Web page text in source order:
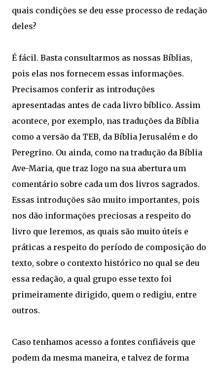
quais condições se deu esse processo de redação
deles?
É fácil. Basta consultarmos as nossas Bíblias,
pois elas nos fornecem essas informações.
Precisamos conferir as introduções
apresentadas antes de cada livro bíblico. Assim
acontece, por exemplo, nas traduções da Bíblia
como a versão da TEB, da Bíblia Jerusalém e do
Peregrino. Ou ainda, como na tradução da Bíblia
Ave-Maria, que traz logo na sua abertura um
comentário sobre cada um dos livros sagrados.
Essas introduções são muito importantes, pois
nos dão informações preciosas a respeito do
livro que leremos, as quais são muito úteis e
práticas a respeito do período de composição do
texto, sobre o contexto histórico no qual se deu
essa redação, a qual grupo esse texto foi
primeiramente dirigido, quem o redigiu, entre
outros.
Caso tenhamos acesso a fontes confiáveis que
podem da mesma maneira, e talvez de forma